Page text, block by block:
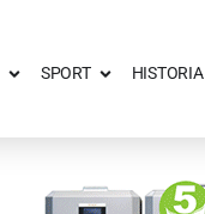
SPORT HISTORIA